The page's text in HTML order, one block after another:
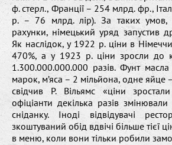
ф. стерл., Франції – 254 млрд. фр.,
р. – 76 млрд. лір). За таких умов,
рахунки, німецький уряд запустив
Як наслідок, у 1922 р. ціни в
470%, а у 1923 р. ціни зросли до
1.300.000.000.000 разів. Фунт
марок, м’яса – 2 мільйона, одне яйце
свідчив Р. Вільямс «ціни
офіціанти декілька разів
сніданку. Іноді відвідувачі
зкоштуваний обід вдвічі більше тієї
в меню, коли вони тільки робили